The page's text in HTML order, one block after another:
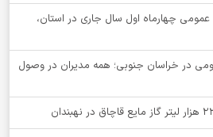
عمومی چهارماه اول سال جاری در استان،
عمومی در خراسان جنوبی؛ همه مدیران در وصول